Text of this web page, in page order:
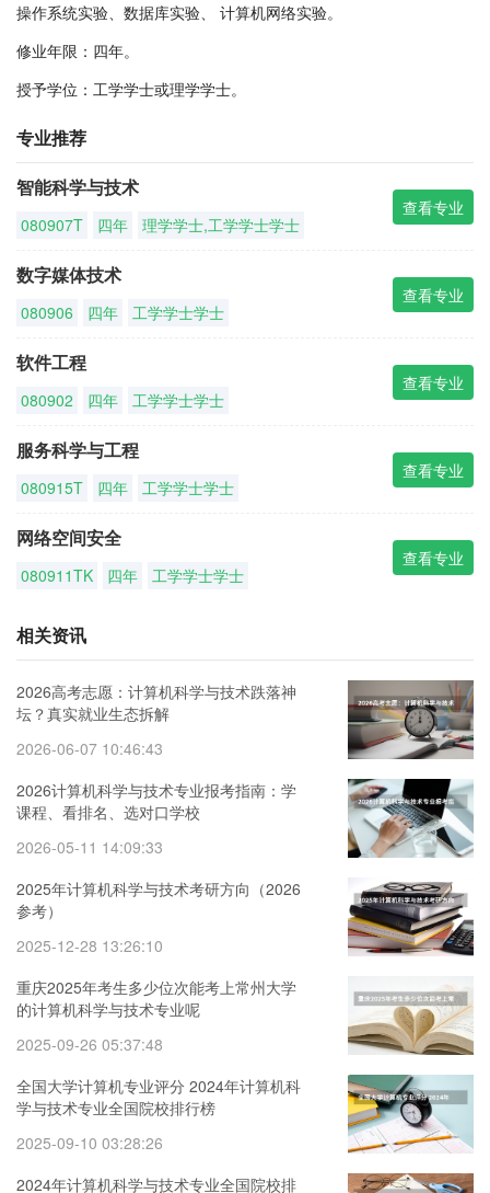
操作系统实验、数据库实验、 计算机网络实验。
修业年限：四年。
授予学位：工学学士或理学学士。
专业推荐
智能科学与技术
080907T 四年 理学学士,工学学士学士
查看专业
数字媒体技术
080906 四年 工学学士学士
查看专业
软件工程
080902 四年 工学学士学士
查看专业
服务科学与工程
080915T 四年 工学学士学士
查看专业
网络空间安全
080911TK 四年 工学学士学士
查看专业
相关资讯
2026高考志愿：计算机科学与技术跌落神
坛？真实就业生态拆解
2026-06-07 10:46:43
2026计算机科学与技术专业报考指南：学
课程、看排名、选对口学校
2026-05-11 14:09:33
2025年计算机科学与技术考研方向（2026
参考）
2025-12-28 13:26:10
重庆2025年考生多少位次能考上常州大学
的计算机科学与技术专业呢
2025-09-26 05:37:48
全国大学计算机专业评分 2024年计算机科
学与技术专业全国院校排行榜
2025-09-10 03:28:26
2024年计算机科学与技术专业全国院校排